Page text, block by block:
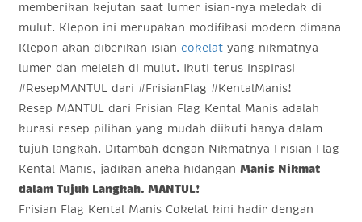
memberikan kejutan saat lumer isian-nya meledak di
mulut. Klepon ini merupakan modifikasi modern dimana
Klepon akan diberikan isian cokelat yang nikmatnya
lumer dan meleleh di mulut. Ikuti terus inspirasi
#ResepMANTUL dari #FrisianFlag #KentalManis!
Resep MANTUL dari Frisian Flag Kental Manis adalah
kurasi resep pilihan yang mudah diikuti hanya dalam
tujuh langkah. Ditambah dengan Nikmatnya Frisian Flag
Kental Manis, jadikan aneka hidangan Manis Nikmat
dalam Tujuh Langkah. MANTUL!
Frisian Flag Kental Manis Cokelat kini hadir dengan